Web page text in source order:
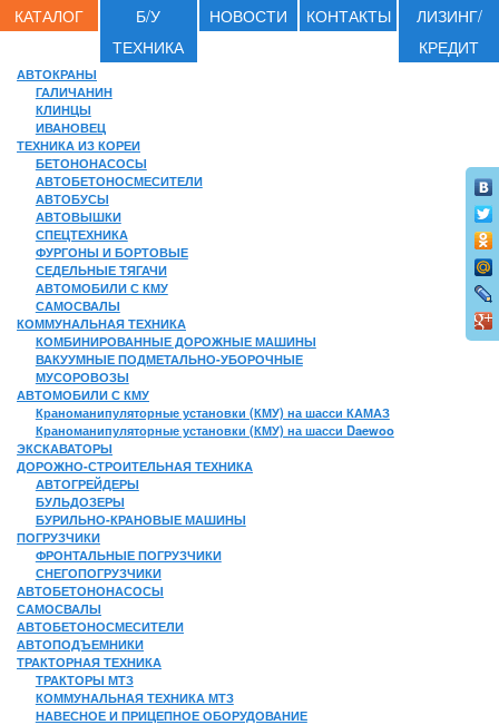
КАТАЛОГ
Б/У
ТЕХНИКА
НОВОСТИ КОНТАКТЫ
ЛИЗИНГ/
КРЕДИТ
АВТОКРАНЫ
ГАЛИЧАНИН
КЛИНЦЫ
ИВАНОВЕЦ
ТЕХНИКА ИЗ КОРЕИ
БЕТОНОНАСОСЫ
АВТОБЕТОНОСМЕСИТЕЛИ
АВТОБУСЫ
АВТОВЫШКИ
СПЕЦТЕХНИКА
ФУРГОНЫ И БОРТОВЫЕ
СЕДЕЛЬНЫЕ ТЯГАЧИ
АВТОМОБИЛИ С КМУ
САМОСВАЛЫ
КОММУНАЛЬНАЯ ТЕХНИКА
КОМБИНИРОВАННЫЕ ДОРОЖНЫЕ МАШИНЫ
ВАКУУМНЫЕ ПОДМЕТАЛЬНО-УБОРОЧНЫЕ
МУСОРОВОЗЫ
АВТОМОБИЛИ С КМУ
Краноманипуляторные установки (КМУ) на шасси КАМАЗ
Краноманипуляторные установки (КМУ) на шасси Daewoo
ЭКСКАВАТОРЫ
ДОРОЖНО-СТРОИТЕЛЬНАЯ ТЕХНИКА
АВТОГРЕЙДЕРЫ
БУЛЬДОЗЕРЫ
БУРИЛЬНО-КРАНОВЫЕ МАШИНЫ
ПОГРУЗЧИКИ
ФРОНТАЛЬНЫЕ ПОГРУЗЧИКИ
СНЕГОПОГРУЗЧИКИ
АВТОБЕТОНОНАСОСЫ
САМОСВАЛЫ
АВТОБЕТОНОСМЕСИТЕЛИ
АВТОПОДЪЕМНИКИ
ТРАКТОРНАЯ ТЕХНИКА
ТРАКТОРЫ МТЗ
КОММУНАЛЬНАЯ ТЕХНИКА МТЗ
НАВЕСНОЕ И ПРИЦЕПНОЕ ОБОРУДОВАНИЕ